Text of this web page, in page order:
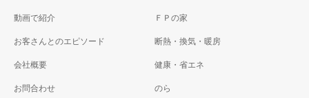
動画で紹介
お客さんとのエピソード
会社概要
お問合わせ
ＦＰの家
断熱・換気・暖房
健康・省エネ
のら